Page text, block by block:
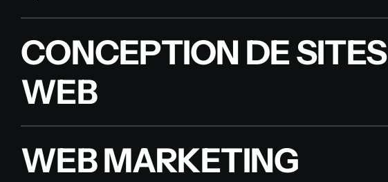
CONCEPTION DE SITES
WEB
WEB MARKETING